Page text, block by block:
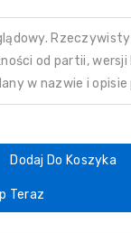
od partii,
w nazwie i
Dodaj Do Koszyka
Teraz